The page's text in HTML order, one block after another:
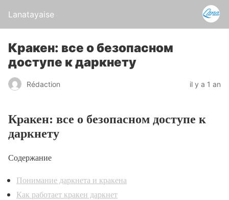
Lanatayaise
Кракен: все о безопасном
доступе к даркнету
Rédaction il y a 1 an
Кракен: все о безопасном доступе к
даркнету
Содержание
Понимание даркнета и кракена
Как работает кракен даркнет